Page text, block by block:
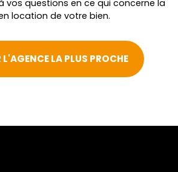
vos questions en ce qui concerne la
location de votre bien.
L'AGENCE LA PLUS PROCHE